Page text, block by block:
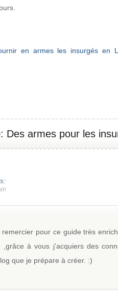
en armes les insurgés en
Des armes pour les
pour ce guide très
à vous j’acquiers des
que je prépare à créer. :)